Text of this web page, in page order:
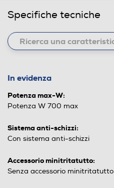
Specifiche tecniche
In evidenza
Potenza max-W:
Potenza W 700 max
Sistema anti-schizzi:
Con sistema anti-schizzi
Accessorio minitritatutto:
Senza accessorio minitritatutto